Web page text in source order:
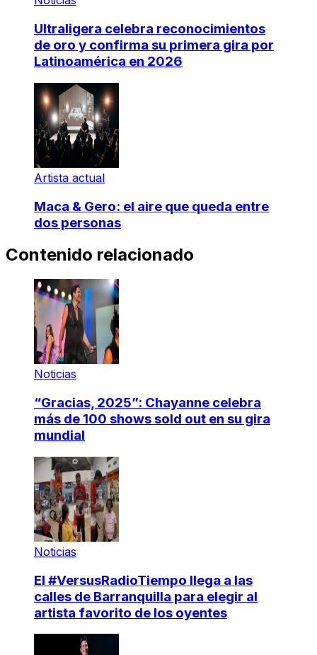
Ultraligera celebra reconocimientos
de oro y confirma su primera gira por
Latinoamérica en 2026
Artista actual
Maca & Gero: el aire que queda entre
dos personas
Contenido relacionado
Noticias
“Gracias, 2025”: Chayanne celebra
más de 100 shows sold out en su gira
mundial
Noticias
El #VersusRadioTiempo llega a las
calles de Barranquilla para elegir al
artista favorito de los oyentes